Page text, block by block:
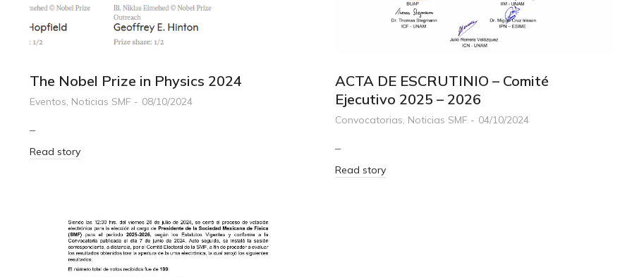
The Nobel Prize in Physics 2024
Eventos, Noticias SMF 08/10/2024
–
Read story
ACTA DE ESCRUTINIO – Comité
Ejecutivo 2025 – 2026
Convocatorias, Noticias SMF 04/10/2024
–
Read story